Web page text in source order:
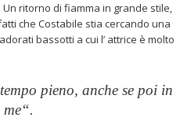
ritorno di fiamma in grande stile,
che Costabile stia cercando una
bassotti a cui l’ attrice è molto
pieno, anche se poi in
“.